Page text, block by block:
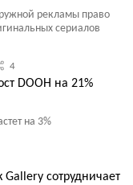
рекламы право
сериалов
4
DOOH на 21%
на 3%
сотрудничает